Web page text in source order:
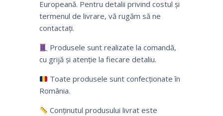
Europeană. Pentru detalii privind costul și
termenul de livrare, vă rugăm să ne
contactați.
Produsele sunt realizate la comandă,
cu grijă și atenție la fiecare detaliu.
Toate produsele sunt confecționate în
România.
Conținutul produsului livrat este